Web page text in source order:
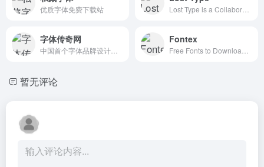
优质字体免费下载站
字体传奇网 Fontex
暂无评论